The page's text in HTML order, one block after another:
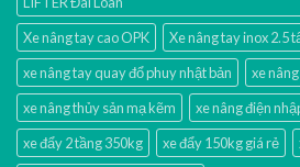
Xe nâng tay cao OPK
Xe nâng tay inox 2.5
xe nâng tay quay đổ phuy nhật bản
xe
xe nâng thủy sản mạ kẽm
xe nâng điện
xe đẩy 2 tầng 350kg
xe đẩy 150kg giá rẻ